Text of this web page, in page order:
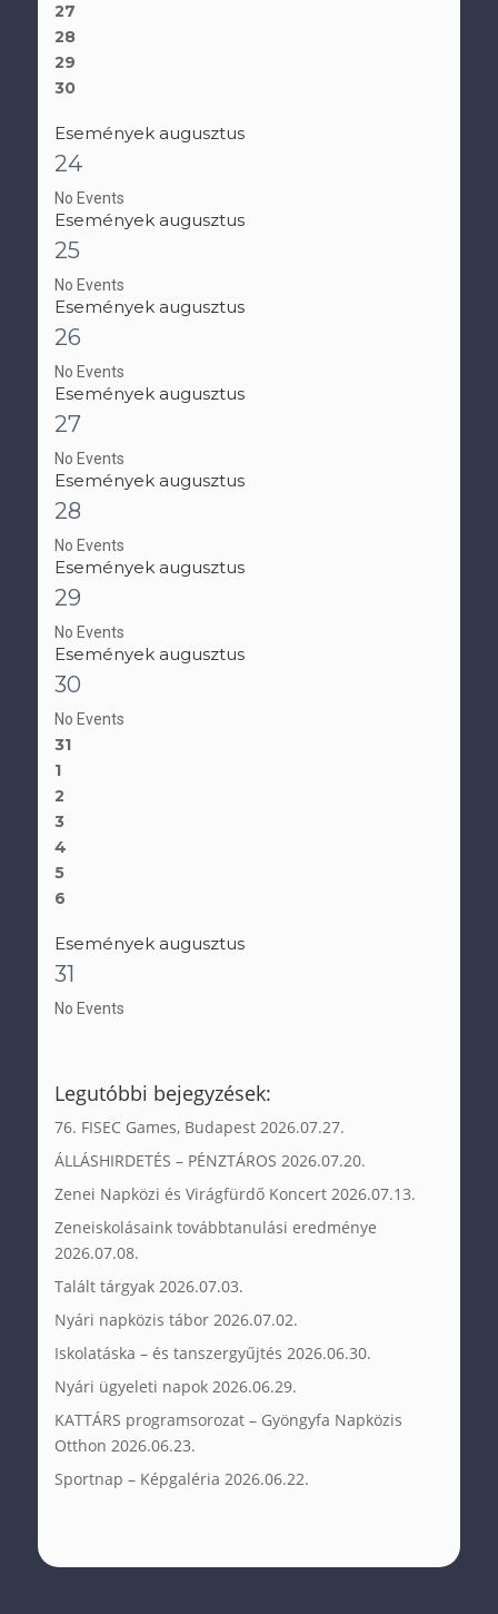
27
28
29
30
Események augusztus
24
No Events
Események augusztus
25
No Events
Események augusztus
26
No Events
Események augusztus
27
No Events
Események augusztus
28
No Events
Események augusztus
29
No Events
Események augusztus
30
No Events
31
1
2
3
4
5
6
Események augusztus
31
No Events
Legutóbbi bejegyzések:
76. FISEC Games, Budapest 2026.07.27.
ÁLLÁSHIRDETÉS – PÉNZTÁROS 2026.07.20.
Zenei Napközi és Virágfürdő Koncert 2026.07.13.
Zeneiskolásaink továbbtanulási eredménye
2026.07.08.
Talált tárgyak 2026.07.03.
Nyári napközis tábor 2026.07.02.
Iskolatáska – és tanszergyűjtés 2026.06.30.
Nyári ügyeleti napok 2026.06.29.
KATTÁRS programsorozat – Gyöngyfa Napközis
Otthon 2026.06.23.
Sportnap – Képgaléria 2026.06.22.